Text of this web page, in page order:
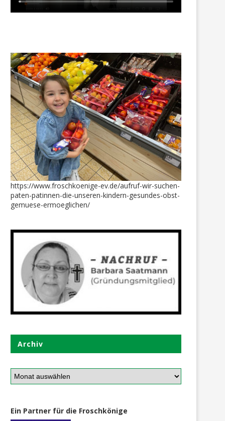
https://www.froschkoenige-ev.de/aufruf-wir-suchen-
paten-patinnen-die-unseren-kindern-gesundes-obst-
gemuese-ermoeglichen/
Archiv
Ein Partner für die Froschkönige